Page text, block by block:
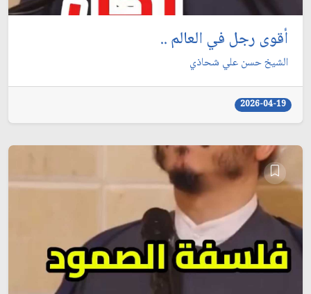
أقوى رجل في العالم ..
الشيخ حسن علي شحاذي
2026-04-19